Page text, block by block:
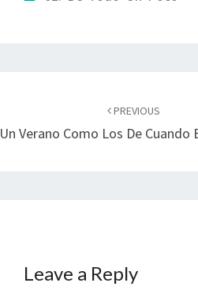
PREVIOUS
Un Verano Como Los De Cuando
Leave a Reply